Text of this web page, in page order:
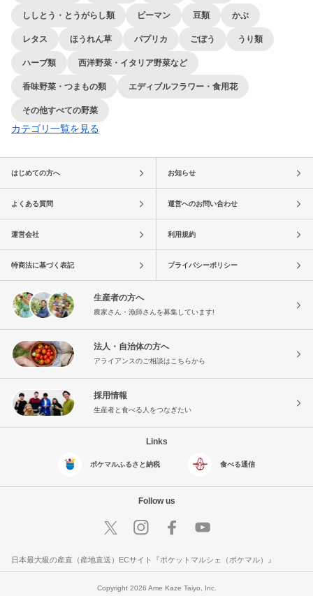
ししとう・とうがらし類 ピーマン 豆類 かぶ
レタス ほうれん草 パプリカ ごぼう うり類
ハーブ類 西洋野菜・イタリア野菜など
香味野菜・つまもの類 エディブルフラワー・食用花
その他すべての野菜
カテゴリ一覧を見る
はじめての方へ お知らせ
よくある質問 運営へのお問い合わせ
運営会社 利用規約
特商法に基づく表記 プライバシーポリシー
生産者の方へ
農家さん・漁師さんを募集しています!
法人・自治体の方へ
アライアンスのご相談はこちらから
採用情報
生産者と食べる人をつなぎたい
Links
ポケマルふるさと納税 食べる通信
Follow us
日本最大級の産直（産地直送）ECサイト『ポケットマルシェ（ポケマル）』
Copyright 2026 Ame Kaze Taiyo, Inc.